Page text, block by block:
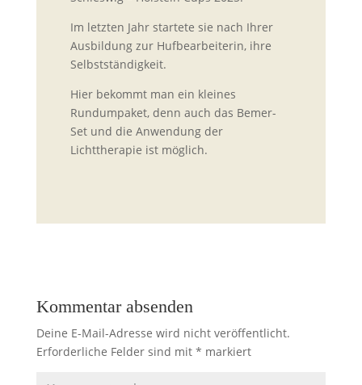
Im letzten Jahr startete sie nach Ihrer
Ausbildung zur Hufbearbeiterin, ihre
Selbstständigkeit.
Hier bekommt man ein kleines
Rundumpaket, denn auch das Bemer-
Set und die Anwendung der
Lichttherapie ist möglich.
Kommentar absenden
Deine E-Mail-Adresse wird nicht veröffentlicht.
Erforderliche Felder sind mit * markiert